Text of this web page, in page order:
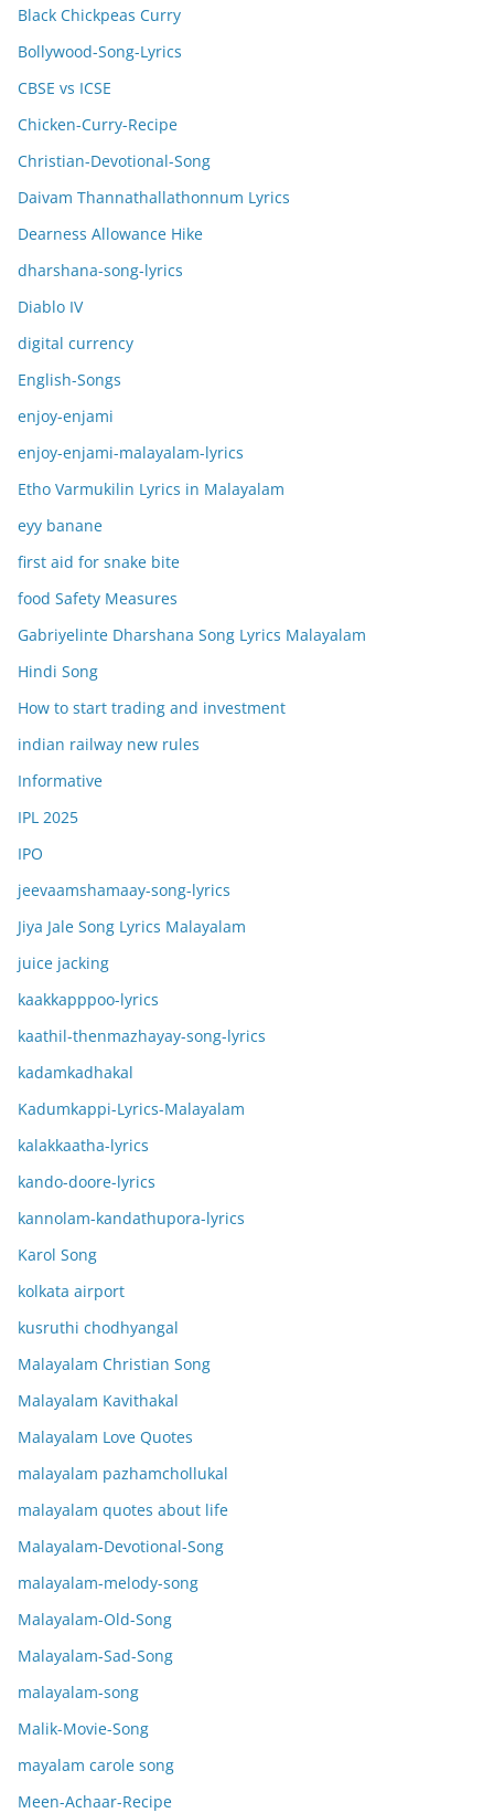
Black Chickpeas Curry
Bollywood-Song-Lyrics
CBSE vs ICSE
Chicken-Curry-Recipe
Christian-Devotional-Song
Daivam Thannathallathonnum Lyrics
Dearness Allowance Hike
dharshana-song-lyrics
Diablo IV
digital currency
English-Songs
enjoy-enjami
enjoy-enjami-malayalam-lyrics
Etho Varmukilin Lyrics in Malayalam
eyy banane
first aid for snake bite
food Safety Measures
Gabriyelinte Dharshana Song Lyrics Malayalam
Hindi Song
How to start trading and investment
indian railway new rules
Informative
IPL 2025
IPO
jeevaamshamaay-song-lyrics
Jiya Jale Song Lyrics Malayalam
juice jacking
kaakkapppoo-lyrics
kaathil-thenmazhayay-song-lyrics
kadamkadhakal
Kadumkappi-Lyrics-Malayalam
kalakkaatha-lyrics
kando-doore-lyrics
kannolam-kandathupora-lyrics
Karol Song
kolkata airport
kusruthi chodhyangal
Malayalam Christian Song
Malayalam Kavithakal
Malayalam Love Quotes
malayalam pazhamchollukal
malayalam quotes about life
Malayalam-Devotional-Song
malayalam-melody-song
Malayalam-Old-Song
Malayalam-Sad-Song
malayalam-song
Malik-Movie-Song
mayalam carole song
Meen-Achaar-Recipe